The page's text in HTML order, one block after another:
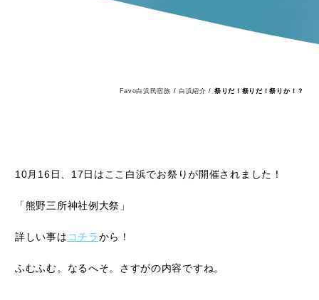
Favo白浜民宿旅 / 白浜紹介 / 祭りだ！祭りだ！祭りか！？
10月16日、17日はここ白浜でお祭りが開催されました！
「熊野三所神社例大祭」
詳しい事は コチラから！
ふむふむ。なるへそ。さすがの内容ですね。